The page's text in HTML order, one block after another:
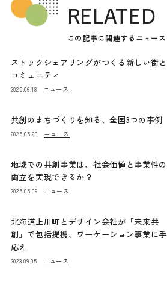
RELATED
この記事に関連するニュース
ストックシェアリングがつくる新しい街と
コミュニティ
2025.06.18 ニュース
共創のまちづくりを知る、全国3つの事例
2025.05.26 ニュース
地域での共創事業は、社会価値と事業性の
両立を実現できるか？
2025.05.09 ニュース
北海道上川町とデザイン会社が「未来共
創」で包括提携、ワーケーション事業に手
応え
2023.09.05 ニュース